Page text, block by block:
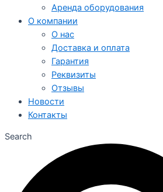
Аренда оборудования
О компании
О нас
Доставка и оплата
Гарантия
Реквизиты
Отзывы
Новости
Контакты
Search